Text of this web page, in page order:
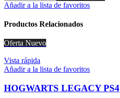
Añadir a la lista de favoritos
Productos Relacionados
Oferta Nuevo
Vista rápida
Añadir a la lista de favoritos
HOGWARTS LEGACY PS4